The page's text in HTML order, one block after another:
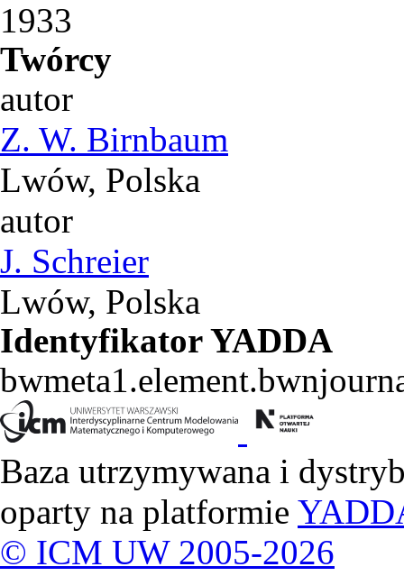
1933
Twórcy
autor
Z. W. Birnbaum
Lwów, Polska
autor
J. Schreier
Lwów, Polska
Identyfikator YADDA
Baza utrzymywana i
oparty na platformie
© ICM UW 2005-2026